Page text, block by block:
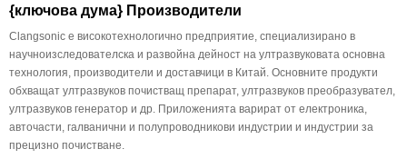
{ключова дума} Производители
Clangsonic е високотехнологично предприятие, специализирано в
научноизследователска и развойна дейност на ултразвуковата основна
технология, производители и доставчици в Китай. Основните продукти
обхващат ултразвуков почистващ препарат, ултразвуков преобразувател,
ултразвуков генератор и др. Приложенията варират от електроника,
авточасти, галванични и полупроводникови индустрии и индустрии за
прецизно почистване.